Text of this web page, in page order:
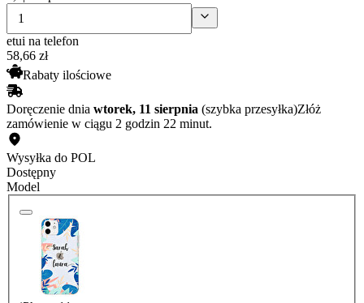
etui na telefon
58,66 zł
Rabaty ilościowe
Doręczenie dnia wtorek, 11 sierpnia (szybka przesyłka)Złóż
zamówienie w ciągu 2 godzin 22 minut.
Wysyłka do POL
Dostępny
Model